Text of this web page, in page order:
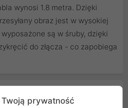
wynosi 1.8 metra. Dzięki
obraz jest w wysokiej
są w śruby, dzięki
do złącza - co zapobiega
prywatność